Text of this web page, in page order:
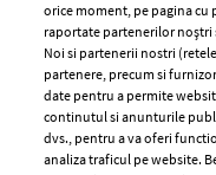
ELLE Style
2024
Despre ELLE
orice moment, pe pagina
raportate partenerilor noștri
Noi si partenerii nostri
partenere, precum si
date pentru a permite
continutul si anunturile
dvs., pentru a va oferi
analiza traficul pe website.